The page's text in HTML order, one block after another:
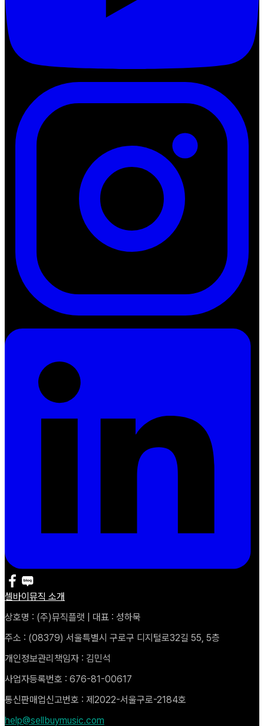
셀바이뮤직 소개
상호명 : (주)뮤직플랫 | 대표 : 성하묵
주소 : (08379) 서울특별시 구로구 디지털로32길 55, 5층
개인정보관리책임자 : 김민석
사업자등록번호 : 676-81-00617
통신판매업신고번호 : 제2022-서울구로-2184호
help@sellbuymusic.com